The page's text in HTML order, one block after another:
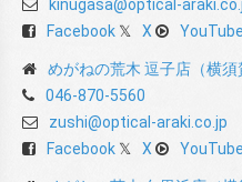
kinugasa@optical-
Facebook
X YouTube
めがねの荒木 逗子店（横須
046-870-5560
zushi@optical-araki.co.jp
Facebook
X YouTube